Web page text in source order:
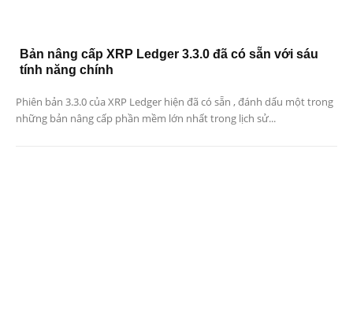
Bản nâng cấp XRP Ledger 3.3.0 đã có sẵn với sáu
tính năng chính
Phiên bản 3.3.0 của XRP Ledger hiện đã có sẵn , đánh dấu một trong
những bản nâng cấp phần mềm lớn nhất trong lịch sử...